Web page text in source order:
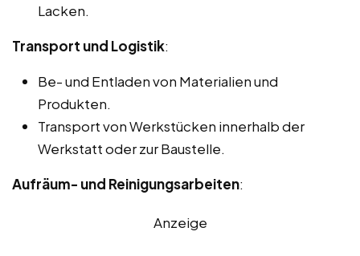
Lacken.
Transport und Logistik:
Be- und Entladen von Materialien und
Produkten.
Transport von Werkstücken innerhalb der
Werkstatt oder zur Baustelle.
Aufräum- und Reinigungsarbeiten:
Anzeige